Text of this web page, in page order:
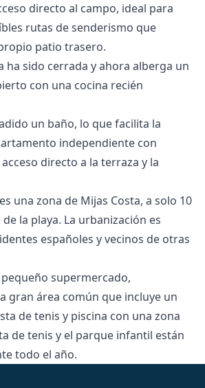
directo al campo, ideal para
rutas de senderismo que
patio trasero.
ha sido cerrada y ahora alberga un
con una cocina recién
un baño, lo que facilita la
independiente con
directo a la terraza y la
una zona de Mijas Costa, a solo 10
la playa. La urbanización es
españoles y vecinos de otras
supermercado,
gran área común ‌que ‌incluye ‌un
de tenis y ‌piscina ‌con ‌una zona
‌de tenis ‌y el parque ‌infantil ‌están
‌todo ‌el ‌año.